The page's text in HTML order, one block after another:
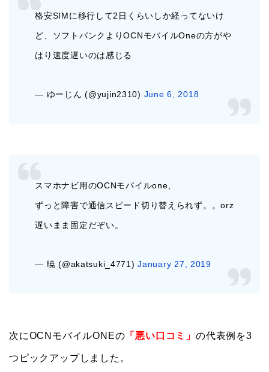
格安SIMに移行して2日くらいしか経ってないけ
ど、ソフトバンクよりOCNモバイルOneの方がや
はり速度遅いのは感じる
— ゆーじん (@yujin2310) June 6, 2018
スマホナビ用のOCNモバイルone、
ずっと障害で通信スピード切り替えられず。。orz
遅いまま固定だぞい。
— 暁 (@akatsuki_4771)January 27, 2019
次にOCNモバイルONEの 「悪い口コミ」の代表例を3
つピックアップしました。